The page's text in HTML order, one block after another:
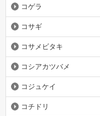
コゲラ
コサギ
コサメビタキ
コシアカツバメ
コジュケイ
コチドリ